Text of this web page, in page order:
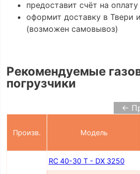
предоставит счёт на оплату
оформит доставку в Твери
(возможен самовывоз)
Рекомендуемые
погрузчики
←
Произв. Модель
RC 40-30 T - DX 3250